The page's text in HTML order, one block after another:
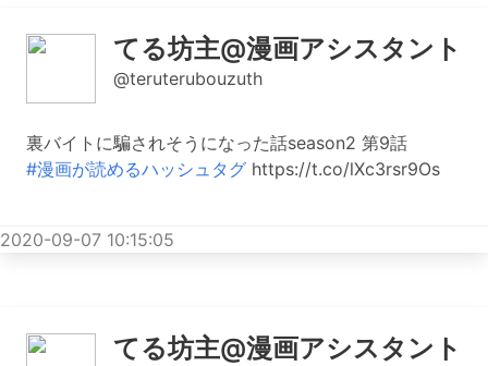
てる坊主@漫画アシスタント
@teruterubouzuth
裏バイトに騙されそうになった話season2 第9話
#漫画が読めるハッシュタグ https://t.co/lXc3rsr9Os
2020-09-07 10:15:05
てる坊主@漫画アシスタント